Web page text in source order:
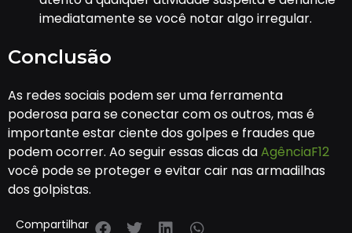
imediatamente se você notar algo irregular.
Conclusão
As redes sociais podem ser uma ferramenta
poderosa para se conectar com os outros, mas é
importante estar ciente dos golpes e fraudes que
podem ocorrer. Ao seguir essas dicas daAgênciaF12
você pode se proteger e evitar cair nas armadilhas
dos golpistas.
Compartilhar